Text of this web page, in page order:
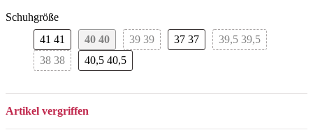
Schuhgröße
41 41 40 40 39 39 37 37 39,5 39,5
38 38 40,5 40,5
Artikel vergriffen